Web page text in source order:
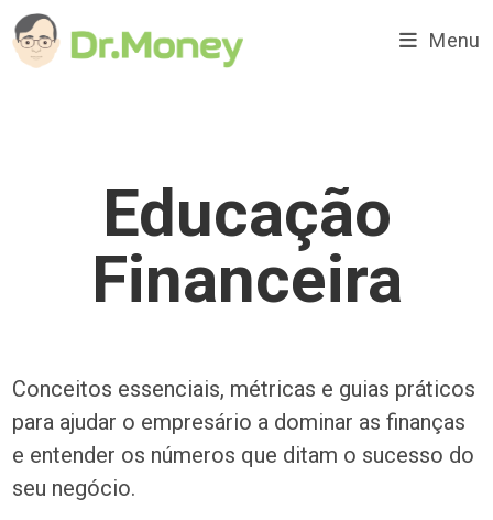
para
Menu
Educação
Financeira
Conceitos essenciais, métricas e guias práticos
para ajudar o empresário a dominar as finanças
e entender os números que ditam o sucesso do
seu negócio.